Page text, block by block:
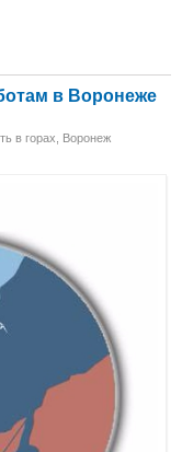
в Воронеже
в горах Воронеж